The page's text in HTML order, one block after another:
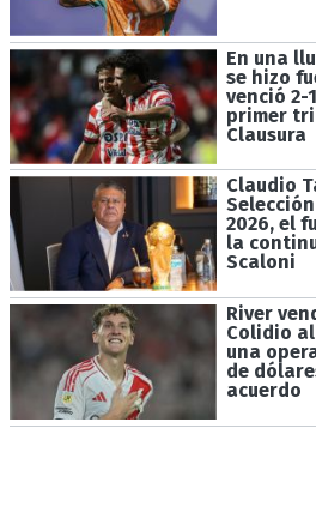
En una
se hizo
venció 2-
primer
Clausura
Claudio
2026, el
la
Scaloni
River
Colidio al
una
de
acuerdo